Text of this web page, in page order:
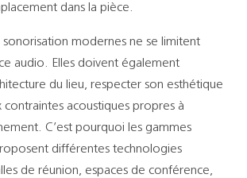
dans la pièce.
sonorisation modernes ne se limitent
audio. Elles doivent également
du lieu, respecter son esthétique
acoustiques propres à
C’est pourquoi les gammes
différentes technologies
de réunion, espaces de conférence,